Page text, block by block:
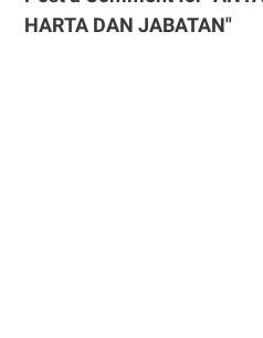
HARTA DAN JABATAN"